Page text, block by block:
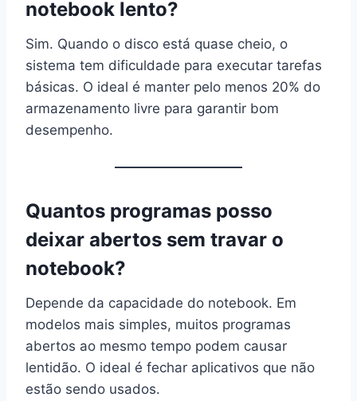
notebook lento?
Sim. Quando o disco está quase cheio, o
sistema tem dificuldade para executar tarefas
básicas. O ideal é manter pelo menos 20% do
armazenamento livre para garantir bom
desempenho.
Quantos programas posso
deixar abertos sem travar o
notebook?
Depende da capacidade do notebook. Em
modelos mais simples, muitos programas
abertos ao mesmo tempo podem causar
lentidão. O ideal é fechar aplicativos que não
estão sendo usados.